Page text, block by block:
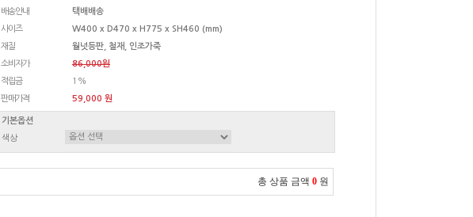
배송안내
택배배송
사이즈
W400 x D470 x H775 x SH460 (mm)
재질
월넛등판, 철재, 인조가죽
소비자가
86,000원
적립금
1%
판매가격
59,000 원
기본옵션
색상
총 상품 금액 0 원